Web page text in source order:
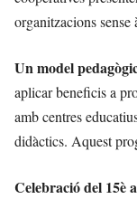
organitzacions sense
Un model
aplicar beneficis a
amb centres
didàctics. Aquest
Celebració del 15è